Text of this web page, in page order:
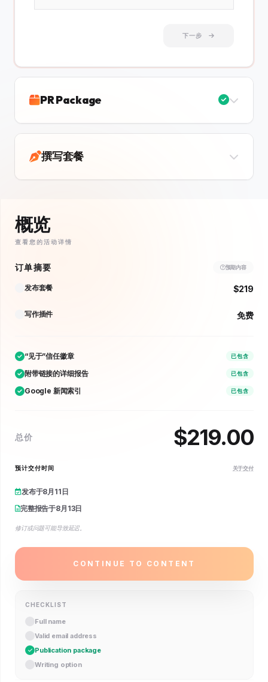
下一步
PR Package
撰写套餐
概览
查看您的活动详情
订单摘要 预期内容
发布套餐 $219
写作插件 免费
“见于”信任徽章 已包含
附带链接的详细报告 已包含
Google 新闻索引 已包含
总价 $219.00
预计交付时间 关于交付
发布于8月11日
完整报告于8月13日
修订或问题可能导致延迟。
CONTINUE TO CONTENT
CHECKLIST
Full name
Valid email address
Publication package
Writing option